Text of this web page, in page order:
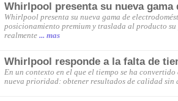
Whirlpool presenta su nueva
Whirlpool presenta su nueva gama de
posicionamiento premium y traslada al producto
realmente... mas
Whirlpool responde a la falta de
En un contexto en el que el tiempo se ha
nueva prioridad: obtener resultados de calidad sin